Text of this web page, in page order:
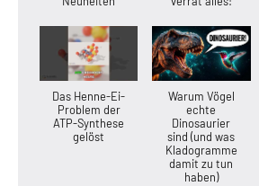
Das Henne-Ei-
Problem der
ATP-Synthese
gelöst
Warum Vögel
echte
Dinosaurier
sind (und was
Kladogramme
damit zu tun
haben)